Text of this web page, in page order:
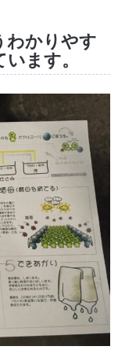
わかりやす
ます。